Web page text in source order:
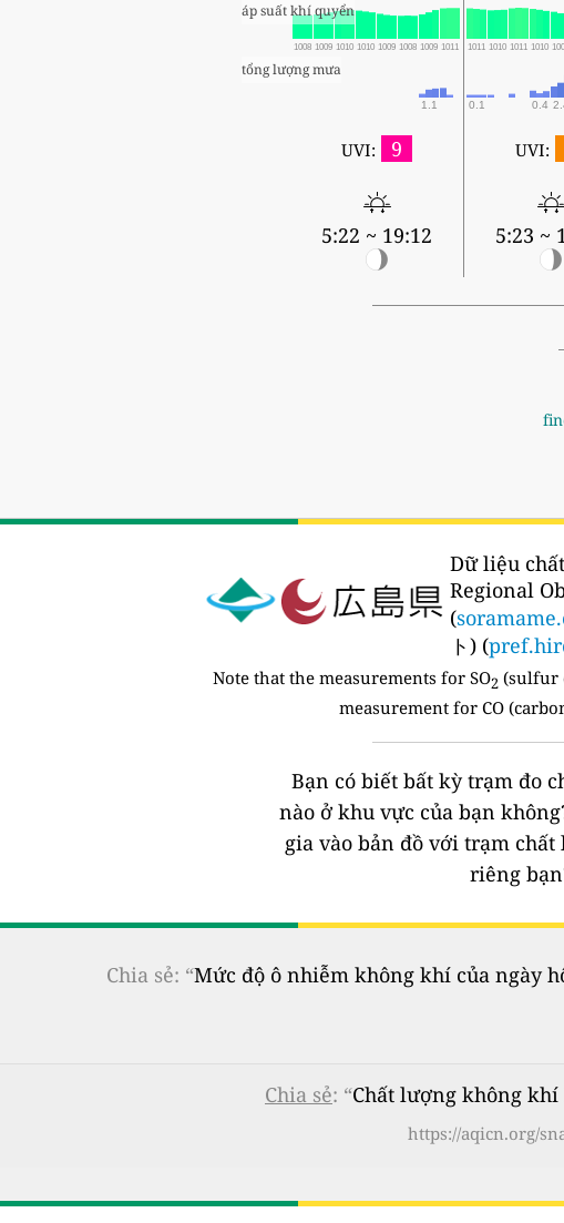
áp suất khí quyển
1008 1009 1010 1010 1009 1008 1009 1011 1011 1010 1011 1010
tổng lượng mưa
1.1 0.1 0.4
UVI: 9
5:22 ~ 19:12
UVI:
5:23 ~
Dữ liệu
Regional
(
ト) (
Note that the measurements for SO2 (sulfur
measurement for CO
Bạn có biết bất kỳ trạm đo
nào ở khu vực của bạn
gia vào bản đồ với trạm
riêng
Chia sẻ: “Mức độ ô nhiễm không khí của ngày
Chia sẻ: “Chất lượng không
https://aqicn.org/